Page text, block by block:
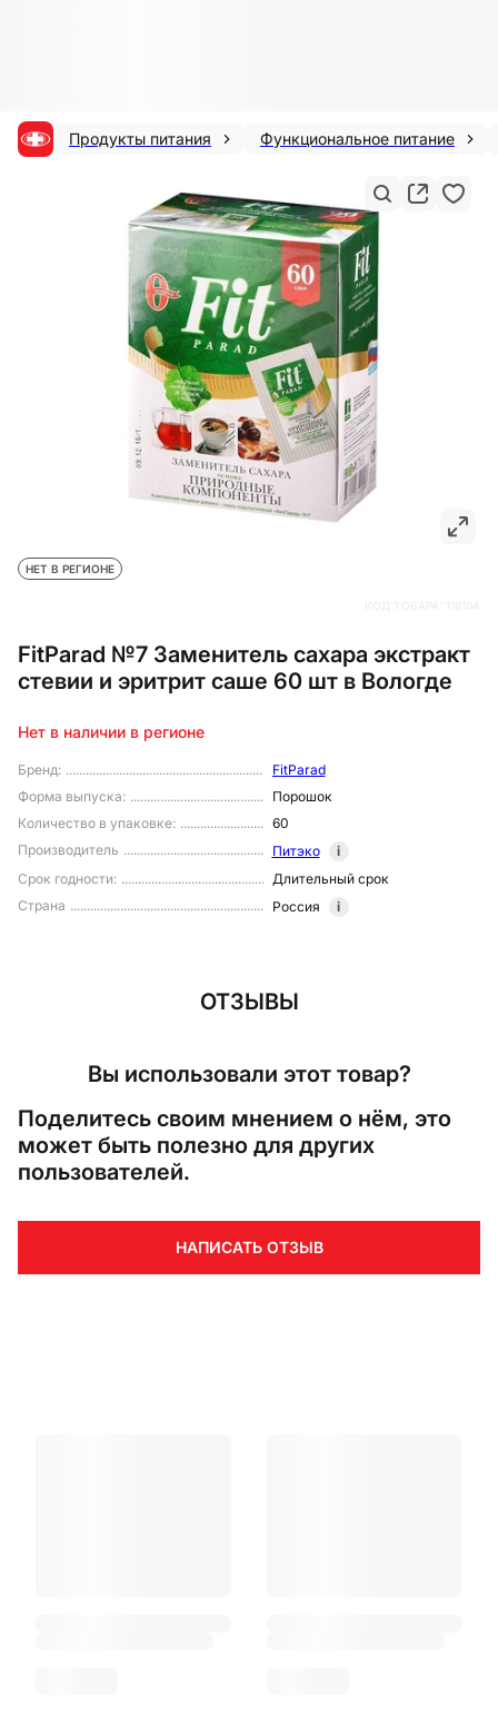
Продукты питания Функциональное питание
FitParad №7 Заменитель сахара экстракт
стевии и эритрит саше 60 шт в Вологде
НЕТ В РЕГИОНЕ
Бренд:
FitParad
Форма выпуска:
Порошок
Количество в упаковке:
60
Производитель
Питэко
i
Срок годности:
Длительный срок
Страна
Россия i
Нет в наличии в регионе
ОТЗЫВЫ
Вы использовали этот товар?
Поделитесь своим мнением о нём, это
может быть полезно для других
пользователей.
НАПИСАТЬ ОТЗЫВ